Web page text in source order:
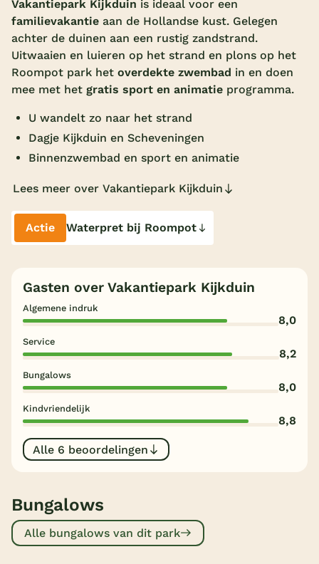
Overdekt zwembad
Wildwaterbaan
Indoor speeltuin
Keuzehulp
Nederland
Veluwe
Limburg
Duitsland
Onze e-boeken
Vakantiepark Kijkduin is ideaal voor een
familievakantie aan de Hollandse kust. Gelegen
achter de duinen aan een rustig zandstrand.
Uitwaaien en luieren op het strand en plons op het
Roompot park het overdekte zwembad in en doen
mee met het gratis sport en animatie programma.
U wandelt zo naar het strand
Dagje Kijkduin en Scheveningen
Binnenzwembad en sport en animatie
Lees meer over Vakantiepark Kijkduin
Actie Waterpret bij Roompot
Gasten over Vakantiepark Kijkduin
Algemene indruk
8,0
Service
8,2
Bungalows
8,0
Kindvriendelijk
8,8
Alle 6 beoordelingen
Bungalows
Alle bungalows van dit park